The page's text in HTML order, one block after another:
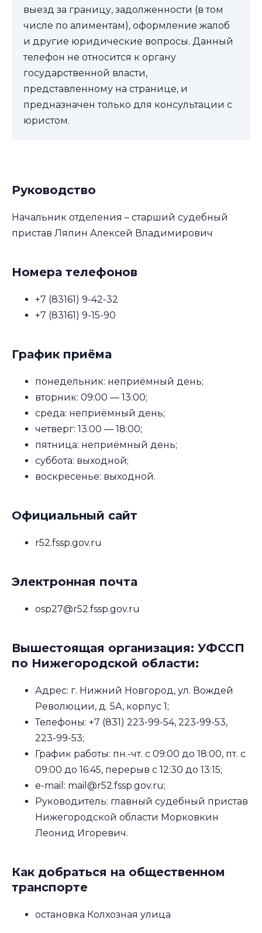
выезд за границу, задолженности (в том
числе по алиментам), оформление жалоб
и другие юридические вопросы. Данный
телефон не относится к органу
государственной власти,
представленному на странице, и
предназначен только для консультации с
юристом.
Руководство
Начальник отделения – старший судебный
пристав Ляпин Алексей Владимирович
Номера телефонов
+7 (83161) 9-42-32
+7 (83161) 9-15-90
График приёма
понедельник: неприёмный день;
вторник: 09:00 — 13:00;
среда: неприёмный день;
четверг: 13:00 — 18:00;
пятница: неприёмный день;
суббота: выходной;
воскресенье: выходной.
Официальный сайт
r52.fssp.gov.ru
Электронная почта
osp27@r52.fssp.gov.ru
Вышестоящая организация: УФССП
по Нижегородской области:
Адрес: г. Нижний Новгород, ул. Вождей
Революции, д. 5А, корпус 1;
Телефоны: +7 (831) 223-99-54, 223-99-53,
223-99-53;
График работы: пн.-чт. с 09:00 до 18:00, пт. с
09:00 до 16:45, перерыв с 12:30 до 13:15;
e-mail: mail@r52.fssp.gov.ru;
Руководитель: главный судебный пристав
Нижегородской области Морковкин
Леонид Игоревич.
Как добраться на общественном
транспорте
остановка Колхозная улица